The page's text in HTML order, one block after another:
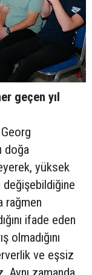
geçen yıl
doğa
yüksek
değişebildiğine
rağmen
ifade eden
olmadığını
ve eşsiz